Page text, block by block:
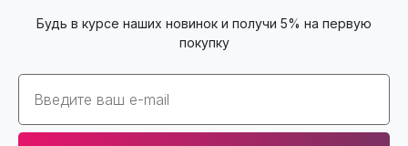
Будь в курсе наших новинок и получи 5% на первую
покупку
Email